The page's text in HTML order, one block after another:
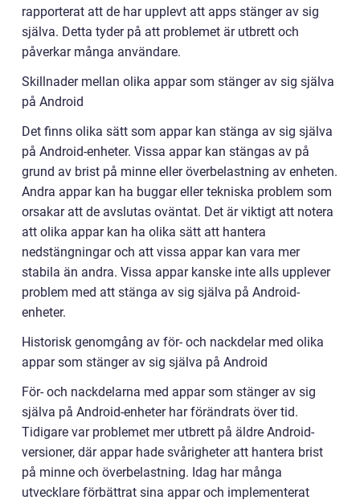
rapporterat att de har upplevt att apps stänger av sig
själva. Detta tyder på att problemet är utbrett och
påverkar många användare.
Skillnader mellan olika appar som stänger av sig själva
på Android
Det finns olika sätt som appar kan stänga av sig själva
på Android-enheter. Vissa appar kan stängas av på
grund av brist på minne eller överbelastning av enheten.
Andra appar kan ha buggar eller tekniska problem som
orsakar att de avslutas oväntat. Det är viktigt att notera
att olika appar kan ha olika sätt att hantera
nedstängningar och att vissa appar kan vara mer
stabila än andra. Vissa appar kanske inte alls upplever
problem med att stänga av sig själva på Android-
enheter.
Historisk genomgång av för- och nackdelar med olika
appar som stänger av sig själva på Android
För- och nackdelarna med appar som stänger av sig
själva på Android-enheter har förändrats över tid.
Tidigare var problemet mer utbrett på äldre Android-
versioner, där appar hade svårigheter att hantera brist
på minne och överbelastning. Idag har många
utvecklare förbättrat sina appar och implementerat